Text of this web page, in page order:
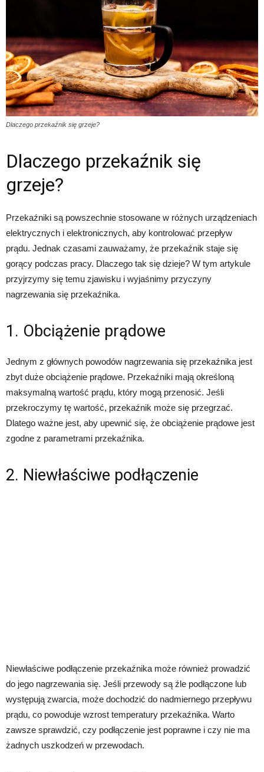
Dlaczego przekaźnik się grzeje?
Dlaczego przekaźnik się
grzeje?
Przekaźniki są powszechnie stosowane w różnych urządzeniach
elektrycznych i elektronicznych, aby kontrolować przepływ
prądu. Jednak czasami zauważamy, że przekaźnik staje się
gorący podczas pracy. Dlaczego tak się dzieje? W tym artykule
przyjrzymy się temu zjawisku i wyjaśnimy przyczyny
nagrzewania się przekaźnika.
1. Obciążenie prądowe
Jednym z głównych powodów nagrzewania się przekaźnika jest
zbyt duże obciążenie prądowe. Przekaźniki mają określoną
maksymalną wartość prądu, który mogą przenosić. Jeśli
przekroczymy tę wartość, przekaźnik może się przegrzać.
Dlatego ważne jest, aby upewnić się, że obciążenie prądowe jest
zgodne z parametrami przekaźnika.
2. Niewłaściwe podłączenie
Niewłaściwe podłączenie przekaźnika może również prowadzić
do jego nagrzewania się. Jeśli przewody są źle podłączone lub
występują zwarcia, może dochodzić do nadmiernego przepływu
prądu, co powoduje wzrost temperatury przekaźnika. Warto
zawsze sprawdzić, czy podłączenie jest poprawne i czy nie ma
żadnych uszkodzeń w przewodach.